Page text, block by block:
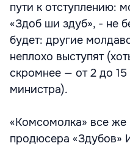
пути к отступлению:
«Здоб ши здуб», - не
будет: другие
неплохо выступят
скромнее — от 2 до
министра).
«Комсомолка» все же
продюсера «Здубов»